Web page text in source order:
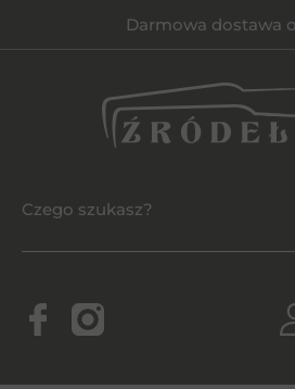
Darmowa dostawa